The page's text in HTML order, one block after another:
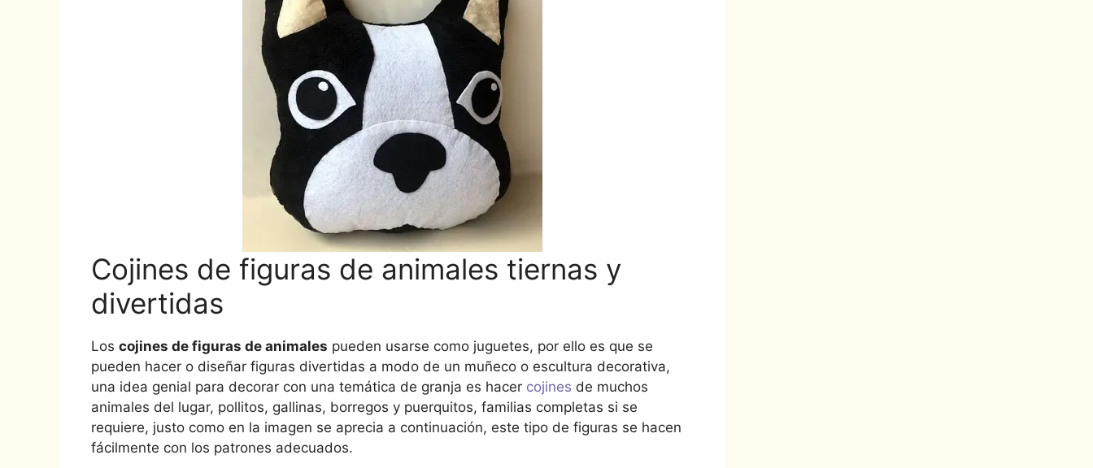
Cojines de figuras de animales tiernas y
divertidas
Los cojines de figuras de animales pueden usarse como juguetes, por ello es que se
pueden hacer o diseñar figuras divertidas a modo de un muñeco o escultura decorativa,
una idea genial para decorar con una temática de granja es hacer cojines de muchos
animales del lugar, pollitos, gallinas, borregos y puerquitos, familias completas si se
requiere, justo como en la imagen se aprecia a continuación, este tipo de figuras se hacen
fácilmente con los patrones adecuados.